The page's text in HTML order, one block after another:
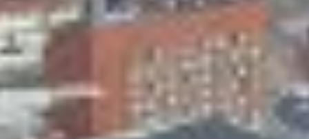
Skeittihalli
Varhaiskasvatus
Ateria- ja välipalamaksut